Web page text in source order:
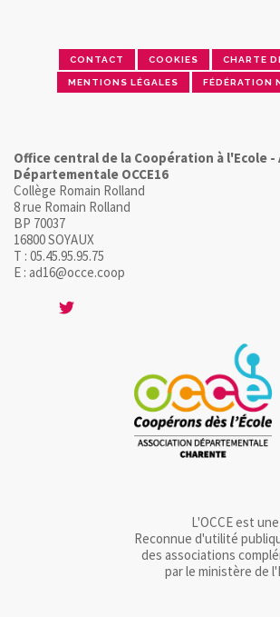
CONTACT COOKIES CHARTE
MENTIONS LÉGALES FÉDÉRATION
Office central de la Coopération à l'Ecole -
Départementale OCCE16
Collège Romain Rolland
8 rue Romain Rolland
BP 70037
16800 SOYAUX
T : 05.45.95.95.75
E : ad16@occe.coop
L'OCCE est
Reconnue d'utilité
des associations
par le ministère de